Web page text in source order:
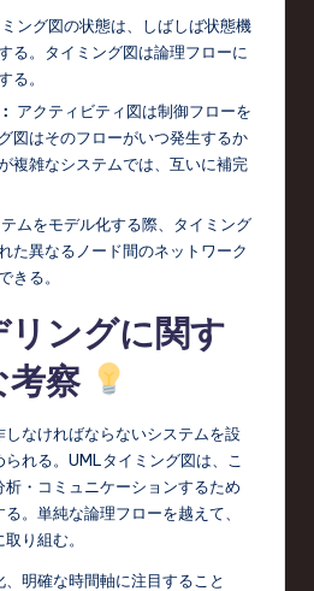
ング図の状態は、しばしば状態機
る。タイミング図は論理フローに
る。
アクティビティ図は制御フローを
図はそのフローがいつ発生するか
複雑なシステムでは、互いに補完
ムをモデル化する際、タイミング
た異なるノード間のネットワーク
きる。
リングに関す
考察
なければならないシステムを設
れる。UMLタイミング図は、こ
・コミュニケーションするため
。単純な論理フローを越えて、
り組む。
明確な時間軸に注目すること